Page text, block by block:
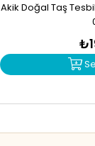
Akik Doğal Taş